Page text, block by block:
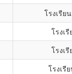
โรงเรีย
โรงเ
โรงเ
โรงเรี